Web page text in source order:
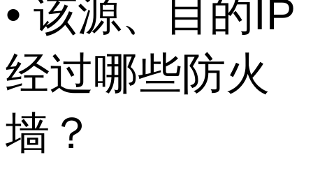
• 该源、目的IP
经过哪些防火
墙？